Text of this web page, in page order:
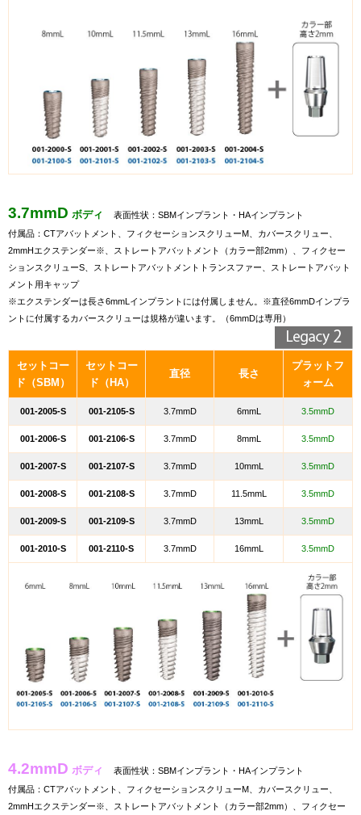
3.7mmD ボディ 表面性状： SBMインプラント・HAインプラント
付属品：CTアバットメント、フィクセーションスクリューM、カバースクリュー、
2mmHエクステンダー※、ストレートアバットメント（カラー部2mm）、フィクセー
ションスクリューS、ストレートアバットメントトランスファー、ストレートアバット
メント用キャップ
※エクステンダーは長さ6mmLインプラントには付属しません。※直径6mmDインプラ
ントに付属するカバースクリューは規格が違います。（6mmDは専用）
セットコー
ド（SBM）
セットコー
ド（HA）
直径 長さ
プラットフ
ォーム
001-2005-S 001-2105-S 3.7mmD 6mmL 3.5mmD
001-2006-S 001-2106-S 3.7mmD 8mmL 3.5mmD
001-2007-S 001-2107-S 3.7mmD 10mmL 3.5mmD
001-2008-S 001-2108-S 3.7mmD 11.5mmL 3.5mmD
001-2009-S 001-2109-S 3.7mmD 13mmL 3.5mmD
001-2010-S 001-2110-S 3.7mmD 16mmL 3.5mmD
4.2mmD ボディ
表面性状：SBMインプラント・HAインプラント
付属品：CTアバットメント、フィクセーションスクリューM、カバースクリュー、
2mmHエクステンダー※、ストレートアバットメント（カラー部2mm）、フィクセー